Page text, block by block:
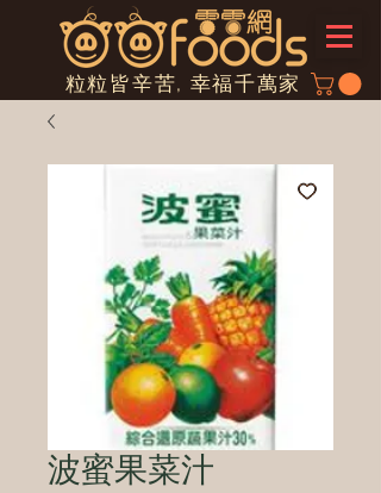
粒粒皆辛苦, 幸福千萬家
波蜜果菜汁